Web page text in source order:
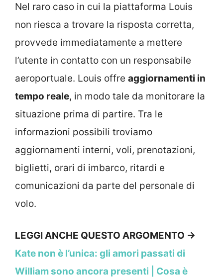
Nel raro caso in cui la piattaforma Louis
non riesca a trovare la risposta corretta,
provvede immediatamente a mettere
l’utente in contatto con un responsabile
aeroportuale. Louis offre aggiornamenti in
tempo reale, in modo tale da monitorare la
situazione prima di partire. Tra le
informazioni possibili troviamo
aggiornamenti interni, voli, prenotazioni,
biglietti, orari di imbarco, ritardi e
comunicazioni da parte del personale di
volo.
LEGGI ANCHE QUESTO ARGOMENTO →
Kate non è l’unica: gli amori passati di
William sono ancora presenti | Cosa è